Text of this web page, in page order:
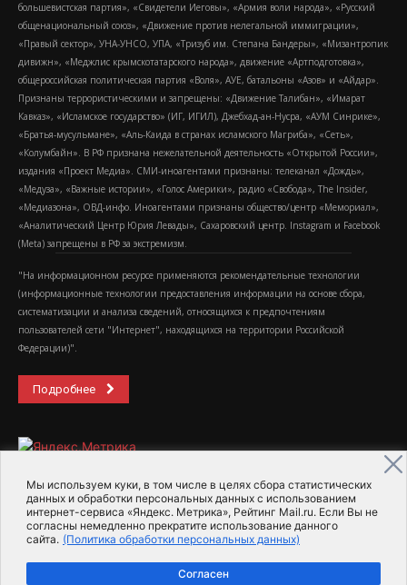
Мы используем куки, в том числе в целях сбора статистических
данных и обработки персональных данных с использованием
интернет-сервиса «Яндекс. Метрика», Рейтинг Mail.ru. Если Вы не
согласны немедленно прекратите использование данного
сайта. (Политика обработки персональных данных)
Согласен
большевистская партия», «Свидетели Иеговы», «Армия воли народа», «Русский
общенациональный союз», «Движение против нелегальной иммиграции»,
«Правый сектор», УНА-УНСО, УПА, «Тризуб им. Степана Бандеры», «Мизантропик
дивижн», «Меджлис крымскотатарского народа», движение «Артподготовка»,
общероссийская политическая партия «Воля», АУЕ, батальоны «Азов» и «Айдар».
Признаны террористическими и запрещены: «Движение Талибан», «Имарат
Кавказ», «Исламское государство» (ИГ, ИГИЛ), Джебхад-ан-Нусра, «АУМ Синрике»,
«Братья-мусульмане», «Аль-Каида в странах исламского Магриба», «Сеть»,
«Колумбайн». В РФ признана нежелательной деятельность «Открытой России»,
издания «Проект Медиа». СМИ-иноагентами признаны: телеканал «Дождь»,
«Медуза», «Важные истории», «Голос Америки», радио «Свобода», The Insider,
«Медиазона», ОВД-инфо. Иноагентами признаны общество/центр «Мемориал»,
«Аналитический Центр Юрия Левады», Сахаровский центр. Instagram и Facebook
(Metа) запрещены в РФ за экстремизм.
"На информационном ресурсе применяются рекомендательные технологии
(информационные технологии предоставления информации на основе сбора,
систематизации и анализа сведений, относящихся к предпочтениям
пользователей сети "Интернет", находящихся на территории Российской
Федерации)".
Подробнее
2015-2026- Информационное агентство МедиаПоток
Для справки Об издании
Пользовательское соглашение
Политика обработки персональных данных